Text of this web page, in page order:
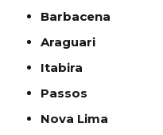
Barbacena
Araguari
Itabira
Passos
Nova Lima